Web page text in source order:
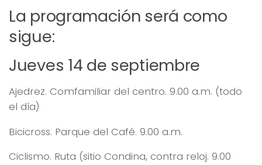
La programación será como
sigue:
Jueves 14 de septiembre
Ajedrez. Comfamiliar del centro. 9.00 a.m. (todo
el día)
Bicicross. Parque del Café. 9.00 a.m.
Ciclismo. Ruta (sitio Condina, contra reloj. 9.00